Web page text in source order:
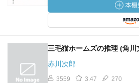
三毛猫ホームズの推理 (角川
赤川次郎
3559 3.47 270